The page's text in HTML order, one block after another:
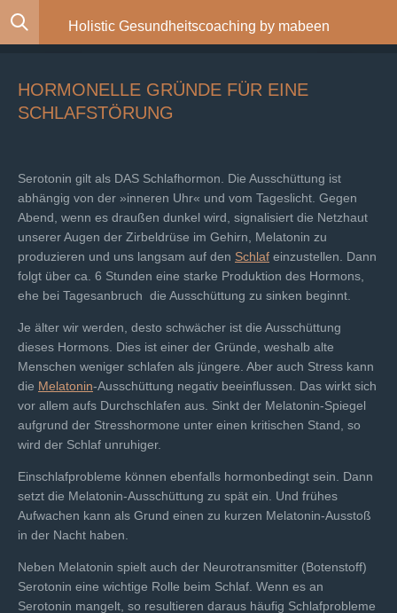
Zum
Holistic Gesundheitscoaching by mabeen
HORMONELLE GRÜNDE FÜR EINE
SCHLAFSTÖRUNG
Serotonin gilt als DAS Schlafhormon. Die Ausschüttung ist
abhängig von der »inneren Uhr« und vom Tageslicht. Gegen
Abend, wenn es draußen dunkel wird, signalisiert die Netzhaut
unserer Augen der Zirbeldrüse im Gehirn, Melatonin zu
produzieren und uns langsam auf den Schlaf einzustellen. Dann
folgt über ca. 6 Stunden eine starke Produktion des Hormons,
ehe bei Tagesanbruch die Ausschüttung zu sinken beginnt.
Je älter wir werden, desto schwächer ist die Ausschüttung
dieses Hormons. Dies ist einer der Gründe, weshalb alte
Menschen weniger schlafen als jüngere. Aber auch Stress kann
die Melatonin-Ausschüttung negativ beeinflussen. Das wirkt sich
vor allem aufs Durchschlafen aus. Sinkt der Melatonin-Spiegel
aufgrund der Stresshormone unter einen kritischen Stand, so
wird der Schlaf unruhiger.
Einschlafprobleme können ebenfalls hormonbedingt sein. Dann
setzt die Melatonin-Ausschüttung zu spät ein. Und frühes
Aufwachen kann als Grund einen zu kurzen Melatonin-Ausstoß
in der Nacht haben.
Neben Melatonin spielt auch der Neurotransmitter (Botenstoff)
Serotonin eine wichtige Rolle beim Schlaf. Wenn es an
Serotonin mangelt, so resultieren daraus häufig Schlafprobleme